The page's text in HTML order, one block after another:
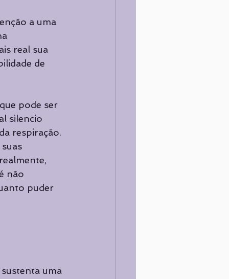
a uma
real sua
de
pode ser
silencio
respiração.
não
puder
uma